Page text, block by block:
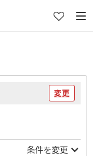
変更
条件を変更